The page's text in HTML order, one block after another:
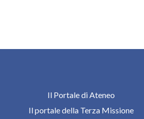
Il Portale di Ateneo
Il portale della Terza Missione